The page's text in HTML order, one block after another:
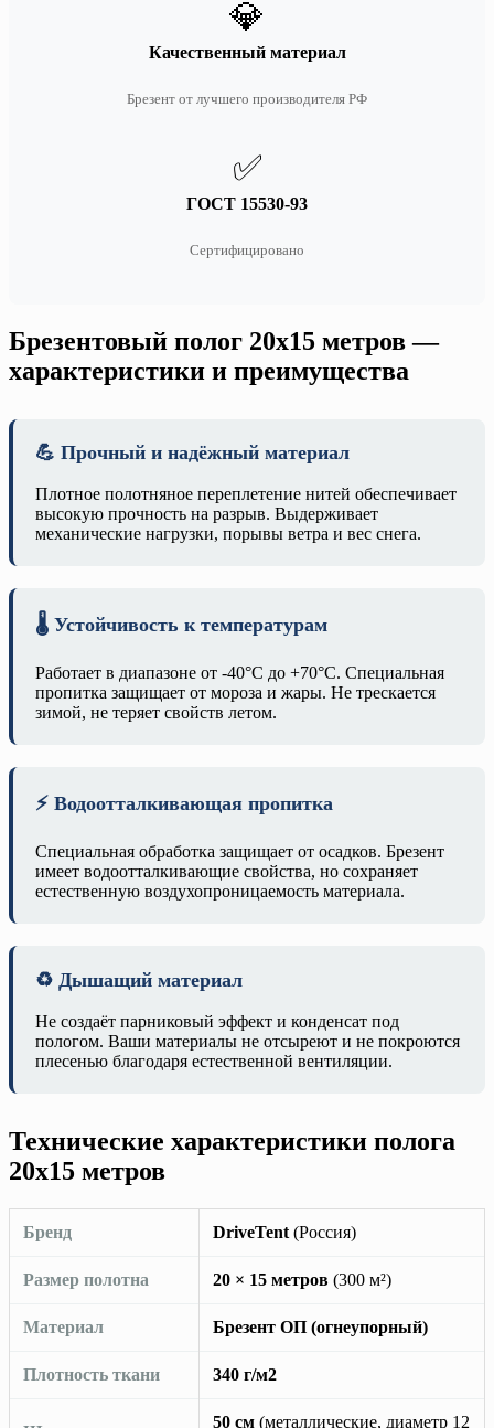
💎
Качественный материал
Брезент от лучшего производителя РФ
✅
ГОСТ 15530-93
Сертифицировано
Брезентовый полог 20х15 метров —
характеристики и преимущества
💪 Прочный и надёжный материал
Плотное полотняное переплетение нитей обеспечивает
высокую прочность на разрыв. Выдерживает
механические нагрузки, порывы ветра и вес снега.
🌡️ Устойчивость к температурам
Работает в диапазоне от -40°C до +70°C. Специальная
пропитка защищает от мороза и жары. Не трескается
зимой, не теряет свойств летом.
⚡ Водоотталкивающая пропитка
Специальная обработка защищает от осадков. Брезент
имеет водоотталкивающие свойства, но сохраняет
естественную воздухопроницаемость материала.
♻️ Дышащий материал
Не создаёт парниковый эффект и конденсат под
пологом. Ваши материалы не отсыреют и не покроются
плесенью благодаря естественной вентиляции.
Технические характеристики полога
20х15 метров
Бренд DriveTent (Россия)
Размер полотна 20 × 15 метров (300 м²)
Материал Брезент ОП (огнеупорный)
Плотность ткани 340 г/м2
50 см (металлические, диаметр 12